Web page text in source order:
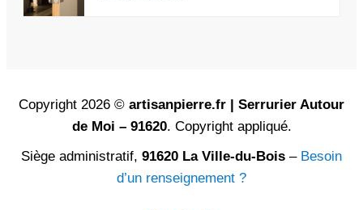
Copyright 2026 © artisanpierre.fr | Serrurier Autour
de Moi – 91620. Copyright appliqué.
Siège administratif, 91620 La Ville-du-Bois – Besoin
d’un renseignement ?